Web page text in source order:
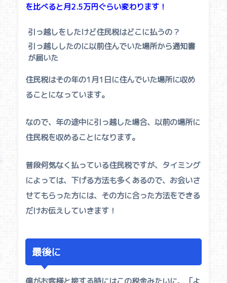
を比べると月2.5万円ぐらい変わります！
引っ越しをしたけど住民税はどこに払うの？
引っ越ししたのに以前住んでいた場所から通知書
が届いた
住民税はその年の1月1日に住んでいた場所に収め
ることになっています。
なので、年の途中に引っ越した場合、以前の場所に
住民税を収めることになります。
普段何気なく払っている住民税ですが、タイミング
によっては、下げる方法も多くあるので、お会いさ
せてもらった方には、その方に合った方法をできる
だけお伝えしていきます！
最後に